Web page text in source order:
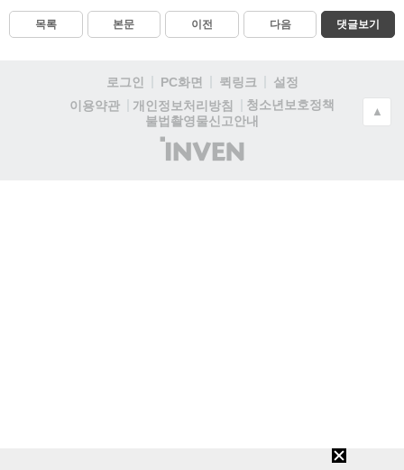
목록 본문 이전 다음 댓글보기
로그인 PC화면 퀵링크
설정
이용약관
개인정보처리방침
청소년보호정책
불법촬영물신고안내
(주)
인
▲